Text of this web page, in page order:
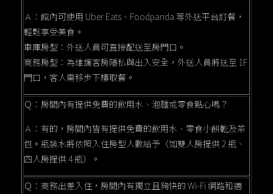
Ａ：館內可使用 Uber Eats、Foodpanda 等外送平台訂餐，
輕鬆享受美食。
車庫房型：外送人員可直接配送至房門口。
商務房型：為維護客房隱私與出入安全，外送人員將送至 1F
門口，客人需移步下樓取餐。
Ｑ：房間內有提供免費的飲用水、泡麵或零食點心嗎？
Ａ：有的，房間內皆有提供免費的飲用水、零食小餅乾及茶
包。瓶裝水將依照入住房型人數給予（如雙人房提供 2 瓶、
四人房提供 4 瓶）。
Ｑ：商務出差入住，房間內有獨立且夠快的 Wi-Fi 網路和適